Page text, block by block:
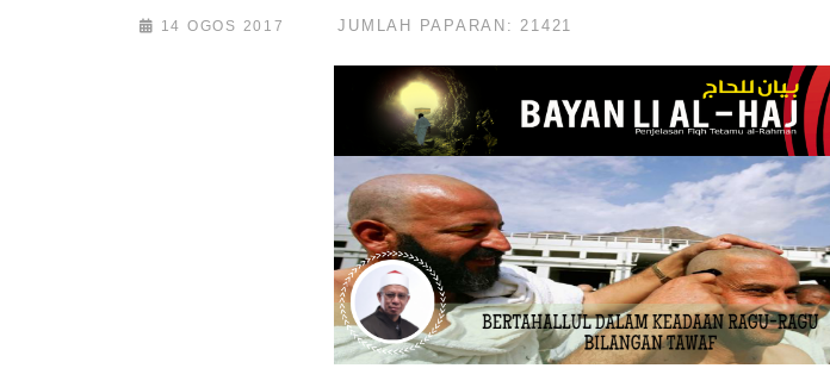
14 OGOS 2017 JUMLAH PAPARAN: 21421